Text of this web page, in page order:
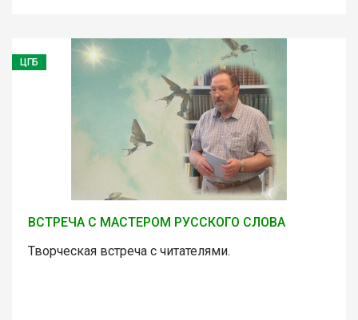
ЦГБ
ВСТРЕЧА С МАСТЕРОМ РУССКОГО СЛОВА
Творческая встреча с читателями.